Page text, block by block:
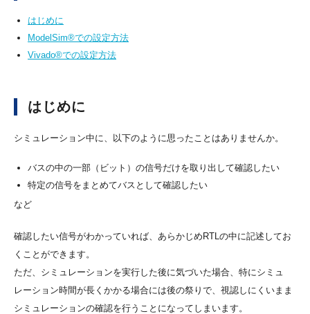
はじめに
ModelSim®での設定方法
Vivado®での設定方法
はじめに
シミュレーション中に、以下のように思ったことはありませんか。
バスの中の一部（ビット）の信号だけを取り出して確認したい
特定の信号をまとめてバスとして確認したい
など
確認したい信号がわかっていれば、あらかじめRTLの中に記述してお
くことができます。
ただ、シミュレーションを実行した後に気づいた場合、特にシミュ
レーション時間が長くかかる場合には後の祭りで、視認しにくいまま
シミュレーションの確認を行うことになってしまいます。